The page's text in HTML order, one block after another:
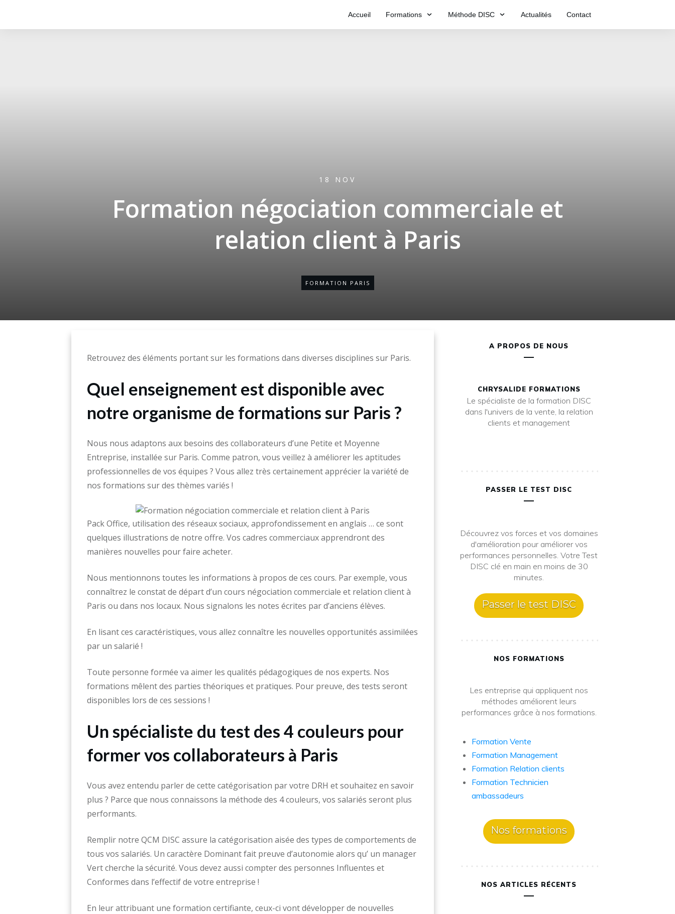
Accueil Formations Méthode DISC Actualités Contact
18 NOV
Formation négociation commerciale et
relation client à Paris
FORMATION PARIS
Retrouvez des éléments portant sur les formations dans diverses disciplines sur Paris.
Quel enseignement est disponible avec
notre organisme de formations sur Paris ?
Nous nous adaptons aux besoins des collaborateurs d’une Petite et Moyenne
Entreprise, installée sur Paris. Comme patron, vous veillez à améliorer les aptitudes
professionnelles de vos équipes ? Vous allez très certainement apprécier la variété de
nos formations sur des thèmes variés !
Pack Office, utilisation des réseaux sociaux, approfondissement en anglais … ce sont
quelques illustrations de notre offre. Vos cadres commerciaux apprendront des
manières nouvelles pour faire acheter.
Nous mentionnons toutes les informations à propos de ces cours. Par exemple, vous
connaîtrez le constat de départ d’un cours négociation commerciale et relation client à
Paris ou dans nos locaux. Nous signalons les notes écrites par d’anciens élèves.
En lisant ces caractéristiques, vous allez connaître les nouvelles opportunités assimilées
par un salarié !
Toute personne formée va aimer les qualités pédagogiques de nos experts. Nos
formations mêlent des parties théoriques et pratiques. Pour preuve, des tests seront
disponibles lors de ces sessions !
Un spécialiste du test des 4 couleurs pour
former vos collaborateurs à Paris
Vous avez entendu parler de cette catégorisation par votre DRH et souhaitez en savoir
plus ? Parce que nous connaissons la méthode des 4 couleurs, vos salariés seront plus
performants.
Remplir notre QCM DISC assure la catégorisation aisée des types de comportements de
tous vos salariés. Un caractère Dominant fait preuve d’autonomie alors qu’ un manager
Vert cherche la sécurité. Vous devez aussi compter des personnes Influentes et
Conformes dans l’effectif de votre entreprise !
En leur attribuant une formation certifiante, ceux-ci vont développer de nouvelles
A PROPOS DE NOUS
CHRYSALIDE FORMATIONS
Le spécialiste de la formation DISC
dans l'univers de la vente, la relation
clients et management
PASSER LE TEST DISC
Découvrez vos forces et vos domaines
d'amélioration pour améliorer vos
performances personnelles. Votre Test
DISC clé en main en moins de 30
minutes.
Passer le test DISC
NOS FORMATIONS
Les entreprise qui appliquent nos
méthodes améliorent leurs
performances grâce à nos formations.
Formation Vente
Formation Management
Formation Relation clients
Formation Technicien
ambassadeurs
Nos formations
NOS ARTICLES RÉCENTS